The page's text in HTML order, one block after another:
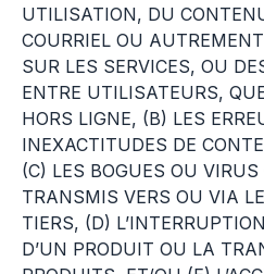
UTILISATION, DU
COURRIEL OU
SUR LES SERVICES, OU
ENTRE UTILISATEURS,
HORS LIGNE, (B) LES
INEXACTITUDES DE
(C) LES BOGUES OU
TRANSMIS VERS OU VIA
TIERS, (D)
D’UN PRODUIT OU LA